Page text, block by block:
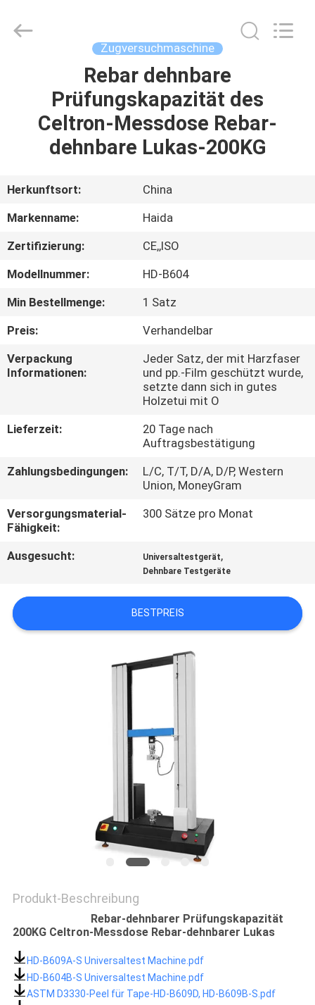
HAUSE
PRODUKTE
VIDEOS
SHOW
ÜBER
UNS
WERKSBESICHTIGUNG
KONTAKTIEREN
UNS
NEUIGKEITEN
RECHTSSACHEN
DATENSCHUTZRICHTLINIE
Ltd..
Zugversuchmaschine
Rebar dehnbare
Prüfungskapazität des
Celtron-Messdose Rebar-
dehnbare Lukas-200KG
Herkunftsort:
China
Markenname:
Haida
Zertifizierung:
CE,,ISO
Modellnummer:
HD-B604
Min Bestellmenge:
1 Satz
Preis:
Verhandelbar
Verpackung
Informationen:
Jeder Satz, der mit Harzfaser
und pp.-Film geschützt wurde,
setzte dann sich in gutes
Holzetui mit O
Lieferzeit:
20 Tage nach
Auftragsbestätigung
Zahlungsbedingungen:
L/C, T/T, D/A, D/P, Western
Union, MoneyGram
Versorgungsmaterial-
Fähigkeit:
300 Sätze pro Monat
Ausgesucht: Universaltestgerät,
Dehnbare Testgeräte
BESTPREIS
Produkt-Beschreibung
Rebar-dehnbarer Prüfungskapazität
200KG Celtron-Messdose Rebar-dehnbarer Lukas
HD-B609A-S Universaltest Machine.pdf
HD-B604B-S Universaltest Machine.pdf
ASTM D3330-Peel für Tape-HD-B609D, HD-B609B-S.pdf